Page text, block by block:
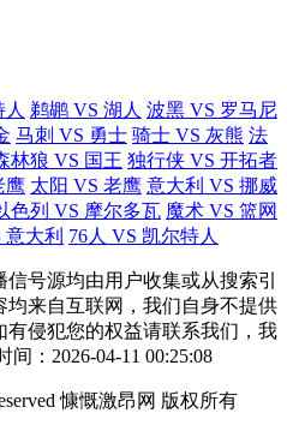
鹈鹕 VS 湖人 波黑 VS 罗马尼
马刺 VS 勇士 骑士 VS 灰熊 法
林狼 VS 国王 独行侠 VS 开拓者
鹰 太阳 VS 老鹰 意大利 VS 挪威
色列 VS 摩尔多瓦 魔术 VS 篮网
大利 76人 VS 凯尔特人
信号源均由用户收集或从搜索引
来自互联网，我们自身不提供
侵犯您的权益请联系我们，我
：2026-04-11 00:25:08
慷慨激昂网 版权所有